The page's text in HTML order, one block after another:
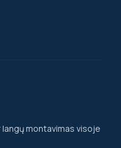
langų montavimas visoje